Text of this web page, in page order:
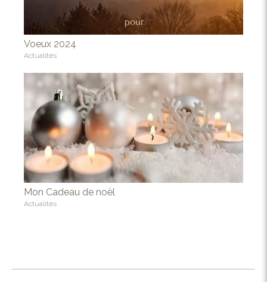
Voeux 2024
Actualités
Mon Cadeau de noël
Actualités